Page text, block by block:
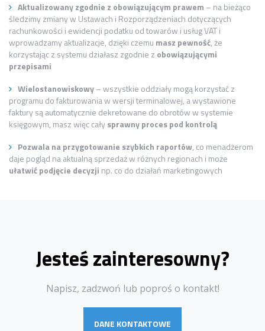
Aktualizowany zgodnie z obowiązującym prawem – na bieżąco
śledzimy zmiany w Ustawach i Rozporządzeniach dotyczących
rachunkowości i ewidencji podatku od towarów i usług VAT i
wprowadzamy aktualizacje, dzięki czemu masz pewność, że
korzystając z systemu działasz zgodnie z obowiązującymi
przepisami
Wielostanowiskowy– wszystkie oddziały mogą korzystać z
programu do fakturowania w wersji terminalowej, a wystawione
faktury są automatycznie dekretowane do obrotów w systemie
księgowym, masz więc całysprawny proces pod kontrolą
Pozwala na przygotowanie szybkich raportów, co menadżerom
daje pogląd na aktualną sprzedaż w różnych regionach i może
ułatwić podjęcie decyzji np. co do działań marketingowych
Jesteś zainteresowny?
Napisz, zadzwoń lub poproś o kontakt!
DANE KONTAKTOWE